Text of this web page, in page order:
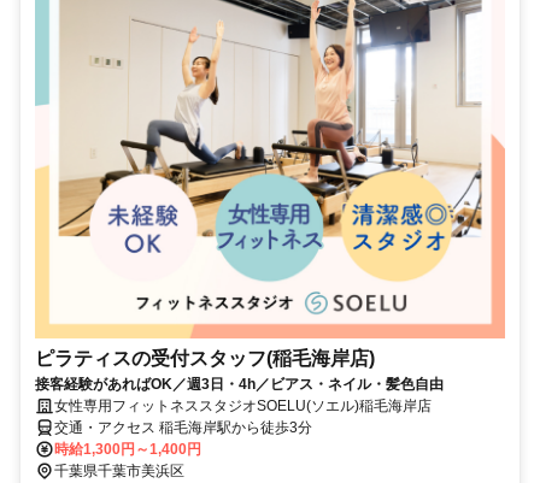
ピラティスの受付スタッフ(稲毛海岸店)
接客経験があればOK／週3日・4h／ビアス・ネイル・髪色自由
女性専用フィットネススタジオSOELU(ソエル)稲毛海岸店
交通・アクセス 稲毛海岸駅から徒歩3分
時給1,300円～1,400円
千葉県千葉市美浜区